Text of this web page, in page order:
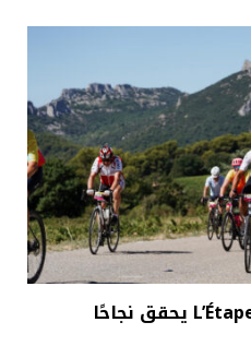
سباق L’Étape du Tour Femmes يحقق نجاحًا